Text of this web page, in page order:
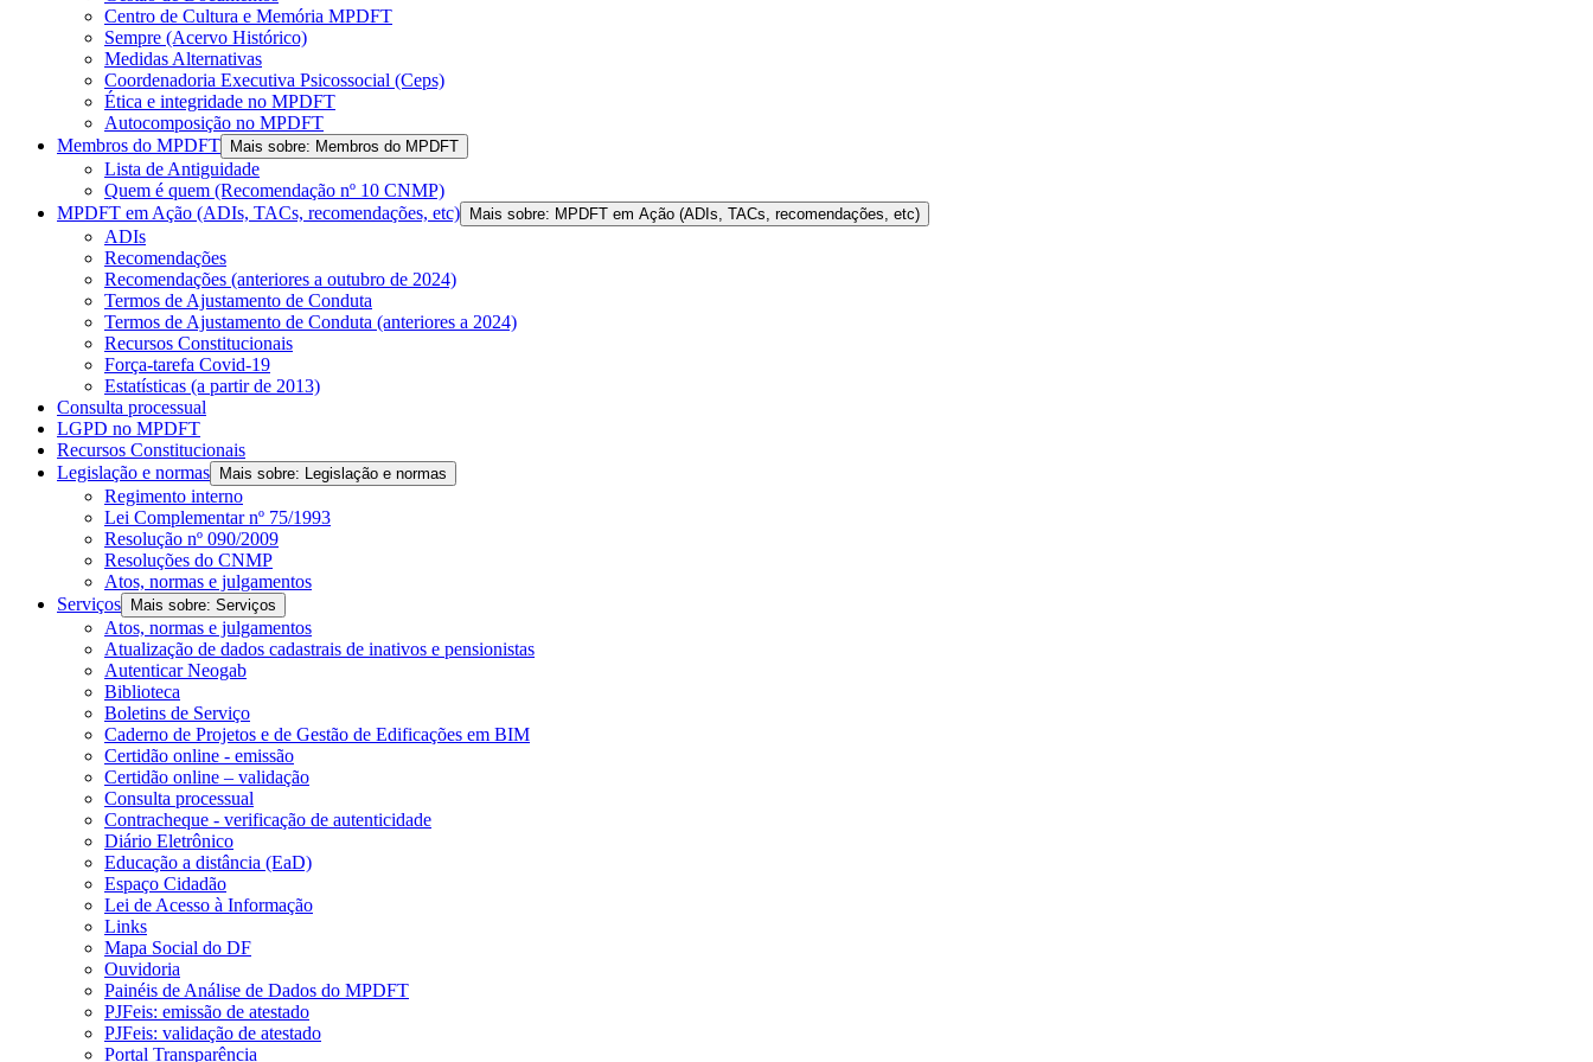
Centro de Cultura e Memória MPDFT
Sempre (Acervo Histórico)
Medidas Alternativas
Coordenadoria Executiva Psicossocial (Ceps)
Ética e integridade no MPDFT
Autocomposição no MPDFT
Membros do MPDFT
Mais sobre: Membros do MPDFT
Lista de Antiguidade
Quem é quem (Recomendação nº 10 CNMP)
MPDFT em Ação (ADIs, TACs, recomendações, etc)
Mais sobre: MPDFT em Ação (ADIs, TACs, recomendações, etc)
ADIs
Recomendações
Recomendações (anteriores a outubro de 2024)
Termos de Ajustamento de Conduta
Termos de Ajustamento de Conduta (anteriores a 2024)
Recursos Constitucionais
Força-tarefa Covid-19
Estatísticas (a partir de 2013)
Consulta processual
LGPD no MPDFT
Recursos Constitucionais
Legislação e normas
Mais sobre: Legislação e normas
Regimento interno
Lei Complementar nº 75/1993
Resolução nº 090/2009
Resoluções do CNMP
Atos, normas e julgamentos
Serviços
Mais sobre: Serviços
Atos, normas e julgamentos
Atualização de dados cadastrais de inativos e pensionistas
Autenticar Neogab
Biblioteca
Boletins de Serviço
Caderno de Projetos e de Gestão de Edificações em BIM
Certidão online - emissão
Certidão online – validação
Consulta processual
Contracheque - verificação de autenticidade
Diário Eletrônico
Educação a distância (EaD)
Espaço Cidadão
Lei de Acesso à Informação
Links
Mapa Social do DF
Ouvidoria
Painéis de Análise de Dados do MPDFT
PJFeis: emissão de atestado
PJFeis: validação de atestado
Portal Transparência